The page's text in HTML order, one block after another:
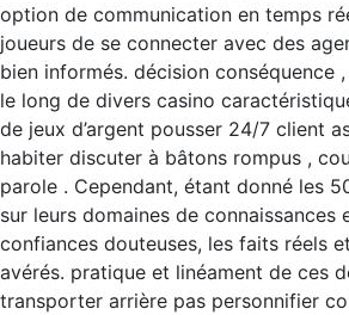
option de communication en temps
joueurs de se connecter avec des
bien informés. décision conséquence
le long de divers casino
de jeux d’argent pousser 24/7 client
habiter discuter à bâtons rompus ,
parole . Cependant, étant donné les
sur leurs domaines de connaissances
confiances douteuses, les faits réels
avérés. pratique et linéament de ces
transporter arrière pas personnifier